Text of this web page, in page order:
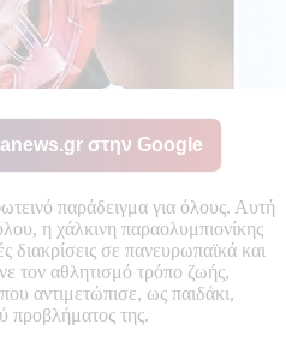
στην Google
παράδειγμα για όλους. Αυτή
η χάλκινη παραολυμπιονίκης
σε πανευρωπαϊκά και
τον αθλητισμό τρόπο ζωής,
αντιμετώπισε, ως παιδάκι,
προβλήματος της.